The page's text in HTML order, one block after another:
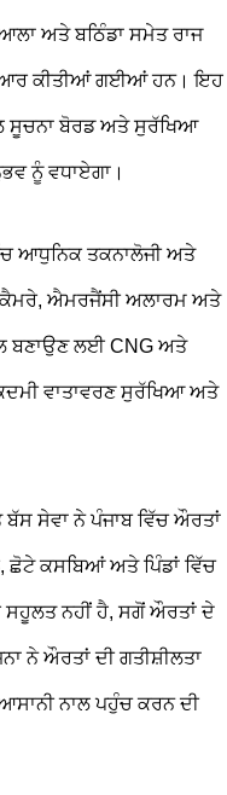
ਅਤੇ ਬਠਿੰਡਾ ਸਮੇਤ ਰਾਜ
ਕੀਤੀਆਂ ਗਈਆਂ ਹਨ। ਇਹ
ਸੂਚਨਾ ਬੋਰਡ ਅਤੇ ਸੁਰੱਖਿਆ
ਨੂੰ ਵਧਾਏਗਾ।
ਆਧੁਨਿਕ ਤਕਨਾਲੋਜੀ ਅਤੇ
ਕੈਮਰੇ, ਐਮਰਜੈਂਸੀ ਅਲਾਰਮ ਅਤੇ
ਬਣਾਉਣ ਲਈ CNG ਅਤੇ
ਵਾਤਾਵਰਣ ਸੁਰੱਖਿਆ ਅਤੇ
ਸੇਵਾ ਨੇ ਪੰਜਾਬ ਵਿੱਚ ਔਰਤਾਂ
ਛੋਟੇ ਕਸਬਿਆਂ ਅਤੇ ਪਿੰਡਾਂ ਵਿੱਚ
ਨਹੀਂ ਹੈ, ਸਗੋਂ ਔਰਤਾਂ ਦੇ
ਨੇ ਔਰਤਾਂ ਦੀ ਗਤੀਸ਼ੀਲਤਾ
ਨਾਲ ਪਹੁੰਚ ਕਰਨ ਦੀ